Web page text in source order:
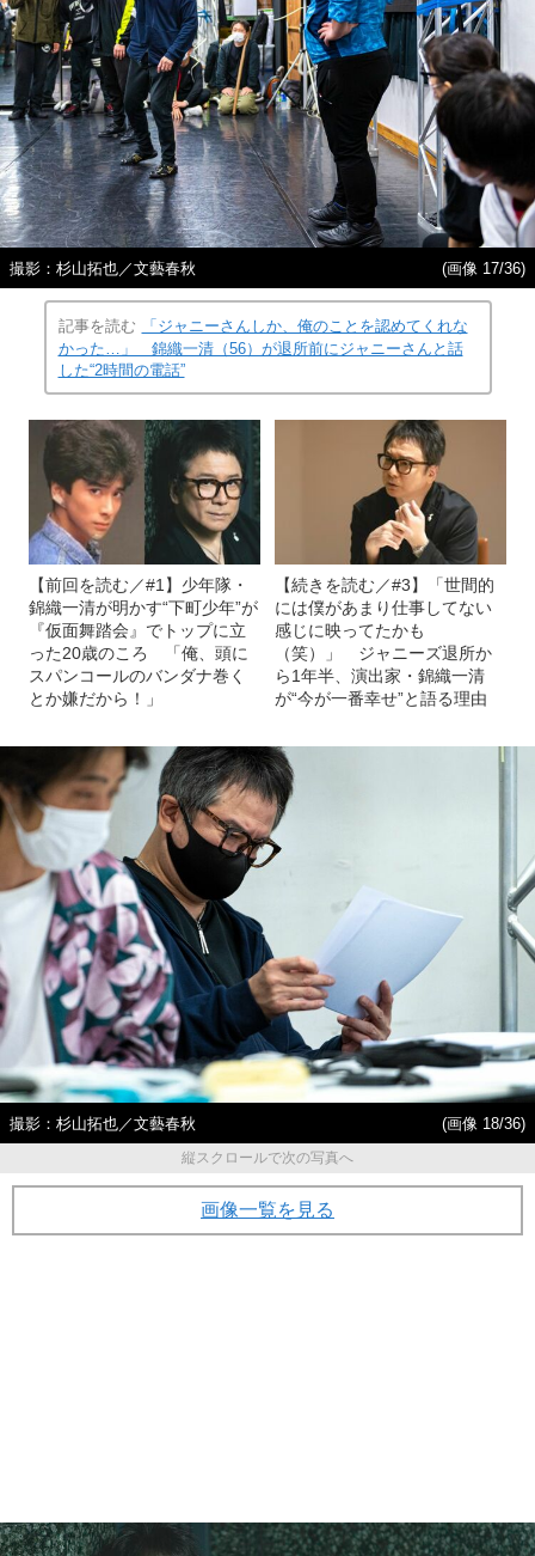
撮影：杉山拓也／文藝春秋 (画像 17/36)
記事を読む
「ジャニーさんしか、俺のことを認めてくれな
かった…」 錦織一清（56）が退所前にジャニーさんと話
した“2時間の電話”
【前回を読む／#1】少年隊・
錦織一清が明かす“下町少年”が
『仮面舞踏会』でトップに立
った20歳のころ 「俺、頭に
スパンコールのバンダナ巻く
とか嫌だから！」
【続きを読む／#3】「世間的
には僕があまり仕事してない
感じに映ってたかも
（笑）」 ジャニーズ退所か
ら1年半、演出家・錦織一清
が“今が一番幸せ”と語る理由
撮影：杉山拓也／文藝春秋
(画像 18/36)
縦スクロールで次の写真へ
画像一覧を見る